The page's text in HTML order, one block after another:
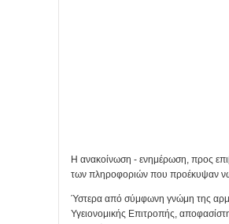
Η ανακοίνωση - ενημέρωση, προς
των πληροφοριών που προέκυψαν
Ύστερα από σύμφωνη γνώμη της
Υγειονομικής Επιτροπής,